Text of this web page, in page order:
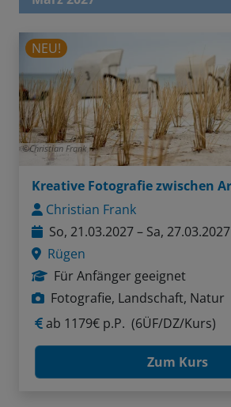
Christian Frank
NEU!
Christian Frank
So, 21.03.2027 – Sa, 27.03.2027
Rügen
Für Anfänger geeignet
Fotografie, Landschaft, Natur
ab 1179€ p.P. (6ÜF/DZ/Kurs)
Zum Kurs